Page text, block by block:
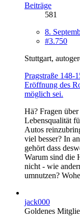
Beiträge
581
8.
#3.750
Stuttgart,
Pragstraße 148-
Eröffnung des
möglich sei.
Hä? Fragen
Lebensqualität
Autos
viel besser? In
gehört dass
Warum sind die
nicht - wie
umnutzen?
jack000
Goldenes